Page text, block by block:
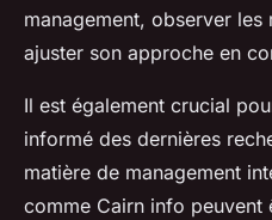
management, observer
ajuster son approche en
Il est également crucial
informé des dernières
matière de management
comme Cairn info peuvent